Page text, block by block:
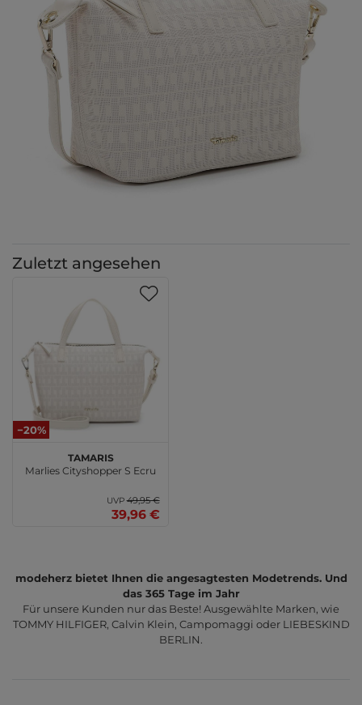
Zuletzt angesehen
−20%
Tamaris
Marlies Cityshopper S Ecru
UVP49,95 €
39,96 €
modeherz bietet Ihnen die angesagtesten Modetrends. Und
das 365 Tage im Jahr
Für unsere Kunden nur das Beste! Ausgewählte Marken, wie
TOMMY HILFIGER, Calvin Klein, Campomaggi oder LIEBESKIND
BERLIN.